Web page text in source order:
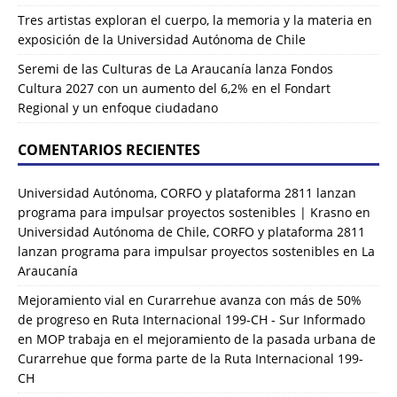
Tres artistas exploran el cuerpo, la memoria y la materia en
exposición de la Universidad Autónoma de Chile
Seremi de las Culturas de La Araucanía lanza Fondos
Cultura 2027 con un aumento del 6,2% en el Fondart
Regional y un enfoque ciudadano
COMENTARIOS RECIENTES
Universidad Autónoma, CORFO y plataforma 2811 lanzan
programa para impulsar proyectos sostenibles | Krasno en
Universidad Autónoma de Chile, CORFO y plataforma 2811
lanzan programa para impulsar proyectos sostenibles en La
Araucanía
Mejoramiento vial en Curarrehue avanza con más de 50%
de progreso en Ruta Internacional 199-CH - Sur Informado
en MOP trabaja en el mejoramiento de la pasada urbana de
Curarrehue que forma parte de la Ruta Internacional 199-
CH